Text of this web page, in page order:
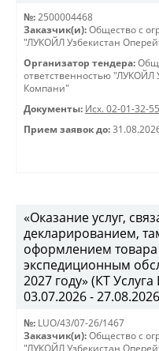
№: 2500004468
Заказчик(и): Общество с
"ЛУКОЙЛ Узбекистан
Организатор тендера:
ответственностью "ЛУКОЙЛ
Компани"
Документы: Исх. 02-01-32-
Прием заявок до:
«Оказание услуг,
декларированием,
оформлением
экспедиционным
2027 году» (КТ
03.07.2026 - 27.08.2026
№: LUO/43/07-26/1467
Заказчик(и): Общество с
"ЛУКОЙЛ Узбекистан